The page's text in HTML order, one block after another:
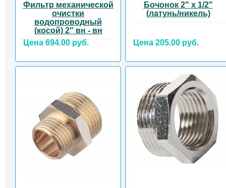
Фильтр механической
очистки
водопроводный
(косой) 2" вн - вн
Цена 694.00 руб.
Бочонок 2" х 1/2"
(латунь/никель)
Цена 205.00 руб.